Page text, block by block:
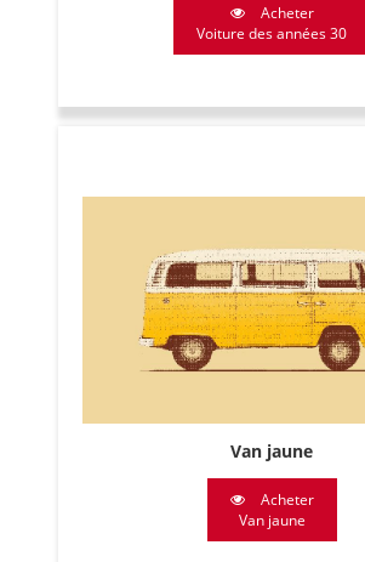
Acheter
Voiture des années 30
Van jaune
Acheter
Van jaune